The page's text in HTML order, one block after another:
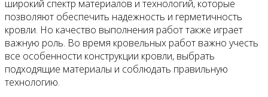
широкий спектр материалов и технологий, которые
позволяют обеспечить надежность и герметичность
кровли. Но качество выполнения работ также играет
важную роль. Во время кровельных работ важно учесть
все особенности конструкции кровли, выбрать
подходящие материалы и соблюдать правильную
технологию.